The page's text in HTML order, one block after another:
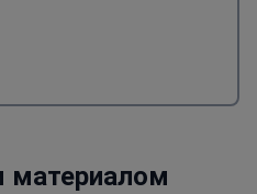
материалом